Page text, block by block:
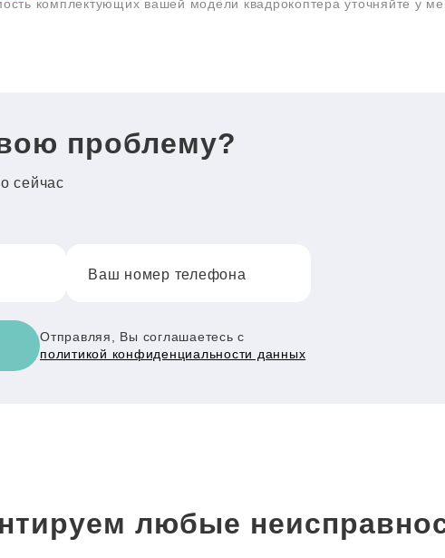
комплектующих вашей модели квадрокоптера уточняйте у
проблему?
сейчас
Ваш номер телефона
Отправляя, Вы соглашаетесь с
политикой конфиденциальности данных
любые